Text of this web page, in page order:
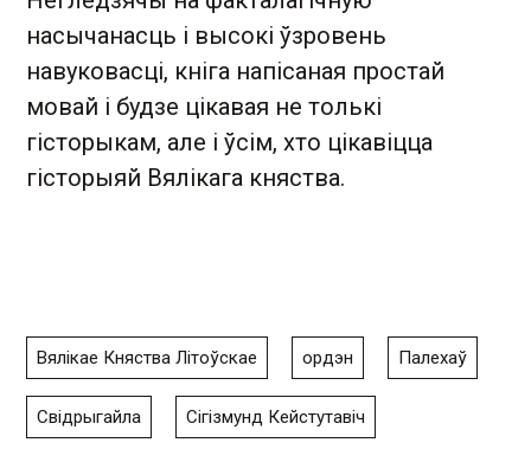
насычанасць і высокі ўзровень
навуковасці, кніга напісаная простай
мовай і будзе цікавая не толькі
гісторыкам, але і ўсім, хто цікавіцца
гісторыяй Вялікага княства.
Вялікае Княства Літоўскае ордэн Палехаў
Свідрыгайла Сігізмунд Кейстутавіч